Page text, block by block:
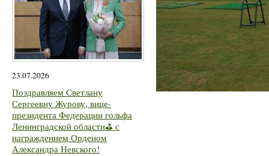
23.07.2026
Поздравляем Светлану
Сергеевну Журову, вице-
президента Федерации гольфа
Ленинградской области⛳ с
награждением Орденом
Александра Невского!